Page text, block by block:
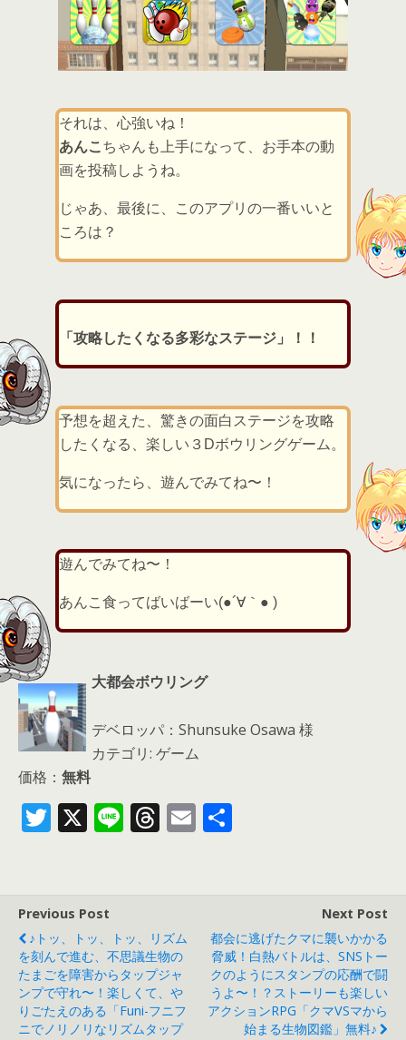
それは、心強いね！
あんこ ちゃんも上手になって、お手本の動
画を投稿しようね。
じゃあ、最後に、このアプリの一番いいと
ころは？
「攻略したくなる多彩なステージ」！！
予想を超えた、驚きの面白ステージを攻略
したくなる、楽しい３Dボウリングゲーム。
気になったら、遊んでみてね〜！
遊んでみてね〜！
あんこ食ってばいばーい(●´∀｀● )
大都会ボウリング
デベロッパ：Shunsuke Osawa 様
カテゴリ: ゲーム
価格： 無料
T
er
X Li T
d
s
E
Previous Post
♪トッ、トッ、トッ、リズム
を刻んで進む、不思議生物の
たまごを障害からタップジャ
ンプで守れ〜！楽しくて、や
りごたえのある「Funi-フニフ
ニでノリノリなリズムタップ
Next Post
都会に逃げたクマに襲いかかる
脅威！白熱バトルは、SNSトー
クのようにスタンプの応酬で闘
うよ〜！？ストーリーも楽しい
アクションRPG「クマVSマから
始まる生物図鑑」無料♪